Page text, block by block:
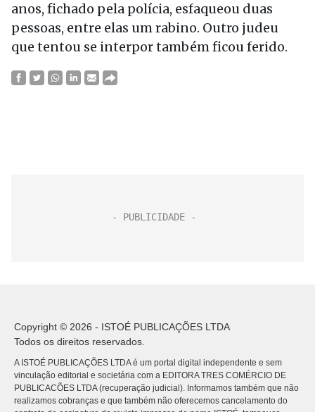
anos, fichado pela polícia, esfaqueou duas
pessoas, entre elas um rabino. Outro judeu
que tentou se interpor também ficou ferido.
Copyright © 2026 - ISTOÉ PUBLICAÇÕES LTDA
Todos os direitos reservados.
A ISTOÉ PUBLICAÇÕES LTDA é um portal digital independente e sem
vinculação editorial e societária com a EDITORA TRES COMÉRCIO DE
PUBLICACÕES LTDA (recuperação judicial). Informamos também que não
realizamos cobranças e que também não oferecemos cancelamento do